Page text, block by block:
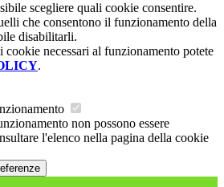
scegliere quali cookie consentire.
che consentono il funzionamento della
disabilitarli.
cookie necessari al funzionamento potete
.
non possono essere
l'elenco nella pagina della cookie